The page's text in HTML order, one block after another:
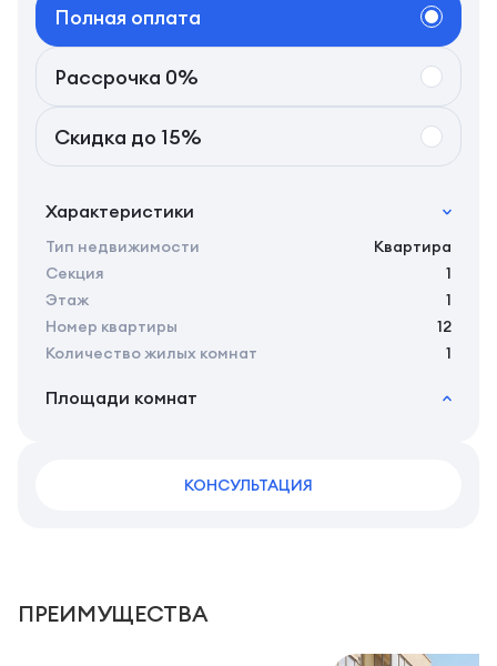
Полная оплата
Рассрочка 0%
Скидка до 15%
Характеристики
Тип недвижимости
Квартира
Секция
1
Этаж
1
Номер квартиры
12
Количество жилых комнат
1
Площади комнат
КОНСУЛЬТАЦИЯ
ПРЕИМУЩЕСТВА